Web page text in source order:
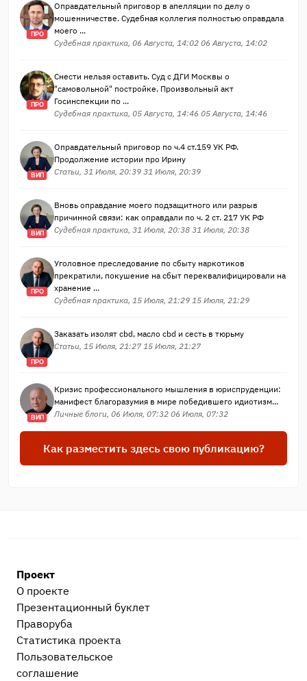
ПРО
Оправдательный приговор в апелляции по делу о
мошенничестве. Судебная коллегия полностью оправдала
моего ...
Судебная практика, 06 Августа, 14:02 06 Августа, 14:02
ПРО
Снести нельзя оставить. Суд с ДГИ Москвы о
"самовольной" постройке. Произвольный акт
Госинспекции по ...
Судебная практика, 05 Августа, 14:46 05 Августа, 14:46
ВИП
Оправдательный приговор по ч.4 ст.159 УК РФ.
Продолжение истории про Ирину
Статьи, 31 Июля, 20:39 31 Июля, 20:39
ВИП
Вновь оправдание моего подзащитного или разрыв
причинной связи: как оправдали по ч. 2 ст. 217 УК РФ
Судебная практика, 31 Июля, 20:38 31 Июля, 20:38
ПРО
Уголовное преследование по сбыту наркотиков
прекратили, покушение на сбыт переквалифицировали на
хранение ...
Судебная практика, 15 Июля, 21:29 15 Июля, 21:29
ПРО
Заказать изолят cbd, масло cbd и сесть в тюрьму
Статьи, 15 Июля, 21:27 15 Июля, 21:27
ВИП
Кризис профессионального мышления в юриспруденции:
манифест благоразумия в мире победившего идиотизм...
Личные блоги, 06 Июля, 07:32 06 Июля, 07:32
Как разместить здесь свою публикацию?
Проект
О проекте
Презентационный букл​ет
Праворуба
Статистика проекта
Пользовательское
соглашение